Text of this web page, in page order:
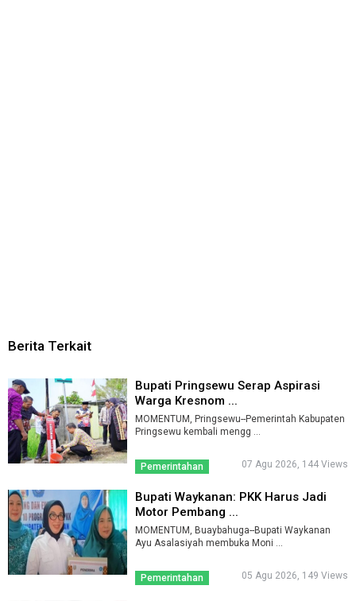
Berita Terkait
Bupati Pringsewu Serap Aspirasi
Warga Kresnom ...
MOMENTUM, Pringsewu--Pemerintah Kabupaten
Pringsewu kembali mengg ...
Pemerintahan 07 Agu 2026, 144 Views
Bupati Waykanan: PKK Harus Jadi
Motor Pembang ...
MOMENTUM, Buaybahuga--Bupati Waykanan
Ayu Asalasiyah membuka Moni ...
Pemerintahan 05 Agu 2026, 149 Views